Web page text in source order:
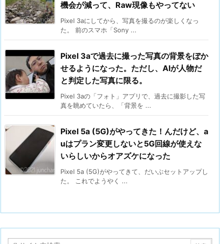
機会が減って、Raw現像もやってない
Pixel 3aにしてから、写真を撮るのが楽しくなっ
た。 前のスマホ「Sony ...
Pixel 3aで過去に撮った写真の背景をぼか
せるようになった。ただし、AIが人物だ
と判定した写真に限る。
Pixel 3aの「フォト」アプリで、過去に撮影した写
真を眺めていたら、「背景を ...
Pixel 5a (5G)がやってきた！んだけど、a
uはプラン変更しないと5G回線が使えな
いらしいからオアズケになった
Pixel 5a (5G)がやってきて、だいぶセットアップし
た。 これでようやく ...